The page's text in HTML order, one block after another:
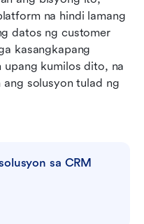
na hindi lamang
datos ng customer
kasangkapang
upang kumilos dito, na
sa CRM